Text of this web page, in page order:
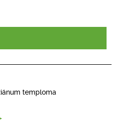
temploma